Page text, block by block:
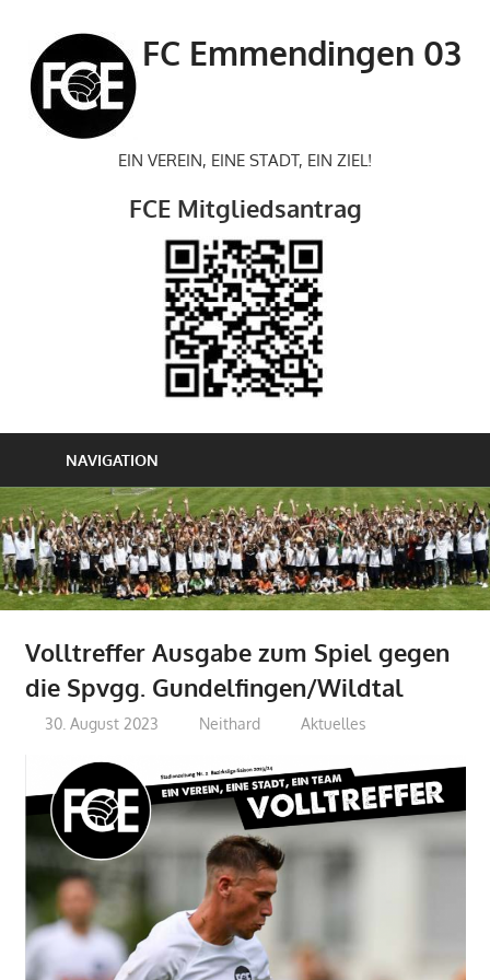
springen
FC Emmendingen 03
EIN VEREIN, EINE STADT, EIN ZIEL!
FCE Mitgliedsantrag
NAVIGATION
Volltreffer Ausgabe zum Spiel gegen
die Spvgg. Gundelfingen/Wildtal
30. August 2023 Neithard Aktuelles